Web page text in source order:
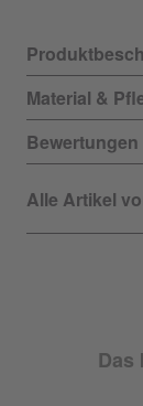
Material &
Bewertungen
Alle Artikel
Das